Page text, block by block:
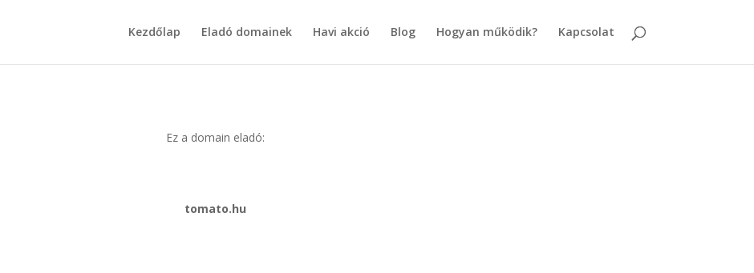
Kezdőlap Eladó domainek Havi akció Blog Hogyan működik? Kapcsolat
Ez a domain eladó:
tomato.hu